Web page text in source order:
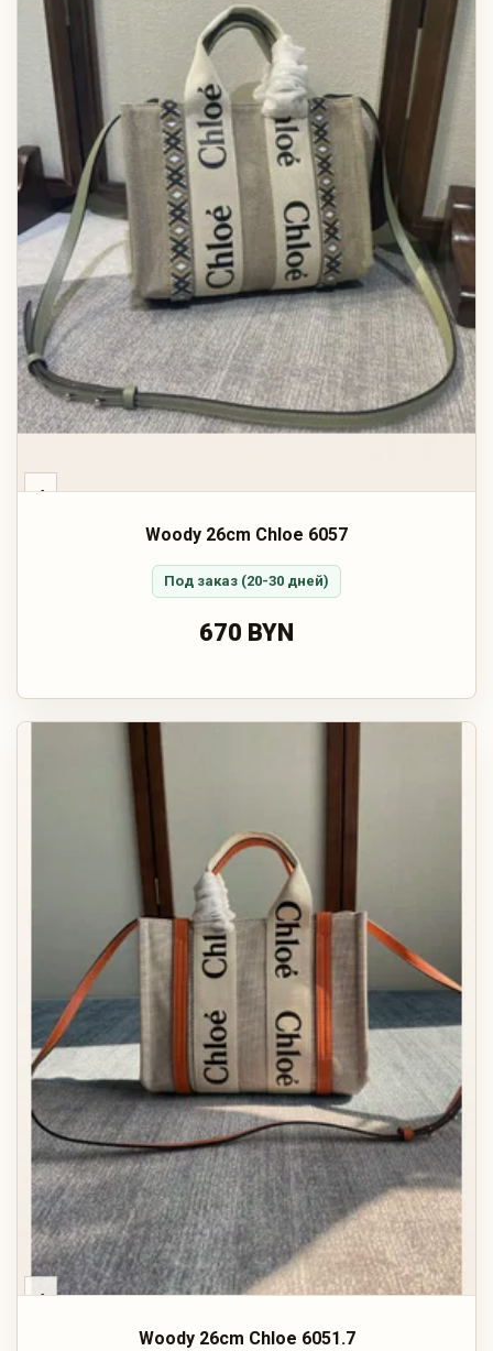
‹
Woody 26cm Chloe 6057
Под заказ (20-30 дней)
670 BYN
‹
Woody 26cm Chloe 6051.7